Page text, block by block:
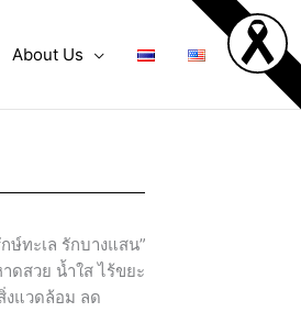
About Us
ษ์ทะเล รักบางแสน”
ดสวย น้ำใส ไร้ขยะ
งแวดล้อม ลด